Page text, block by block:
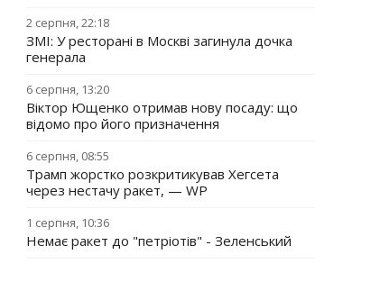
2 серпня, 22:18
ЗМІ: У ресторані в Москві загинула дочка
генерала
6 серпня, 13:20
Віктор Ющенко отримав нову посаду: що
відомо про його призначення
6 серпня, 08:55
Трамп жорстко розкритикував Хегсета
через нестачу ракет, — WP
1 серпня, 10:36
Немає ракет до "петріотів" - Зеленський